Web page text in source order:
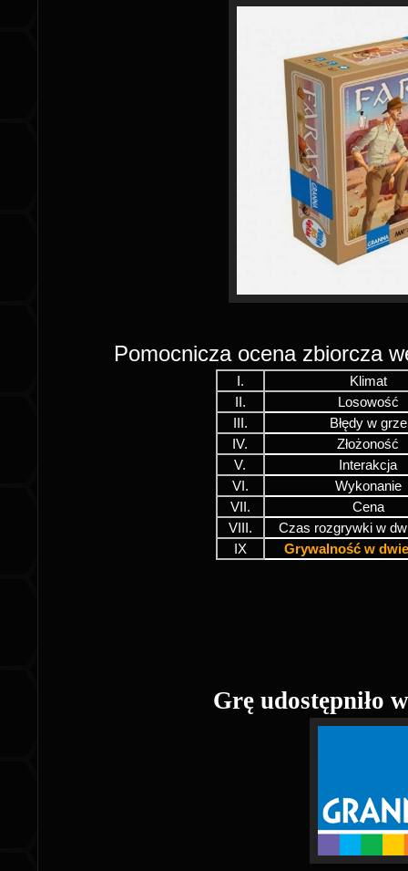
Pomocnicza ocena zbiorcza
I.
Klimat
II.
Losowość
III.
Błędy w grze
IV.
Złożoność
V.
Interakcja
VI.
Wykonanie
VII.
Cena
VIII.
Czas rozgrywki w
IX
Grywalność w
Grę udostępniło